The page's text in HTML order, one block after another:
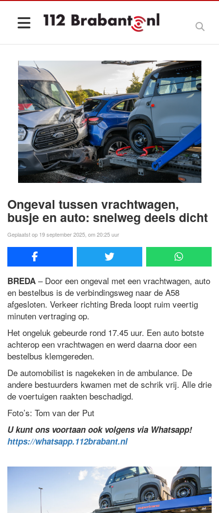
Ongeval tussen vrachtwagen,
busje en auto: snelweg deels dicht
Geplaatst op 19 september 2025, om 20:25 uur
BREDA – Door een ongeval met een vrachtwagen, auto
en bestelbus is de verbindingsweg naar de A58
afgesloten. Verkeer richting Breda loopt ruim veertig
minuten vertraging op.
Het ongeluk gebeurde rond 17.45 uur. Een auto botste
achterop een vrachtwagen en werd daarna door een
bestelbus klemgereden.
De automobilist is nagekeken in de ambulance. De
andere bestuurders kwamen met de schrik vrij. Alle drie
de voertuigen raakten beschadigd.
Foto’s: Tom van der Put
U kunt ons voortaan ook volgens via Whatsapp!
https://whatsapp.112brabant.nl